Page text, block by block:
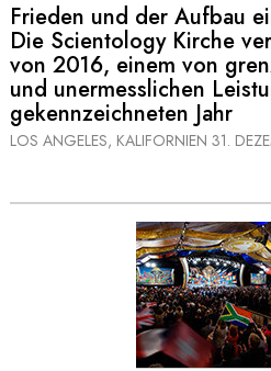
Frieden und der Aufbau
Die Scientology Kirche
von 2016, einem von
und unermesslichen
gekennzeichneten Jahr
LOS ANGELES, KALIFORNIEN 31.